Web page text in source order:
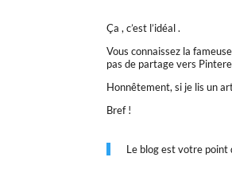
Ça , c’est l’idéal .
Vous connaissez la
pas de partage vers
Honnêtement, si je lis un
Bref !
Le blog est votre point